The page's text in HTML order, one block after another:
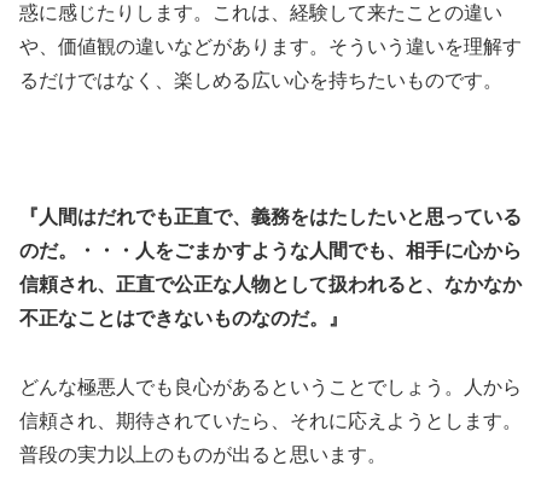
惑に感じたりします。これは、経験して来たことの違い
や、価値観の違いなどがあります。そういう違いを理解す
るだけではなく、楽しめる広い心を持ちたいものです。
『人間はだれでも正直で、義務をはたしたいと思っている
のだ。・・・人をごまかすような人間でも、相手に心から
信頼され、正直で公正な人物として扱われると、なかなか
不正なことはできないものなのだ。』
どんな極悪人でも良心があるということでしょう。人から
信頼され、期待されていたら、それに応えようとします。
普段の実力以上のものが出ると思います。